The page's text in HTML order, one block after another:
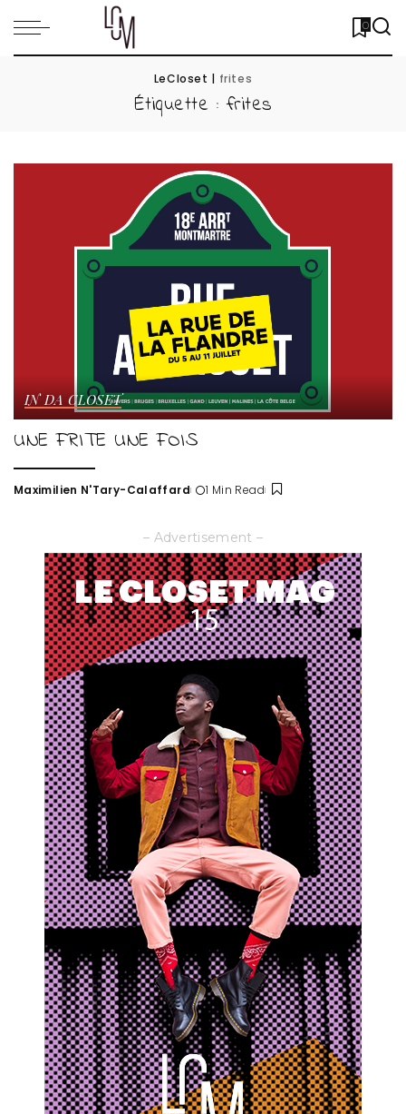
0
LeCloset | frites
Étiquette : frites
IN DA CLOSET
UNE FRITE UNE FOIS
Posted
Maximilien N'Tary-Calaffard 1 Min Read
– Advertisement –